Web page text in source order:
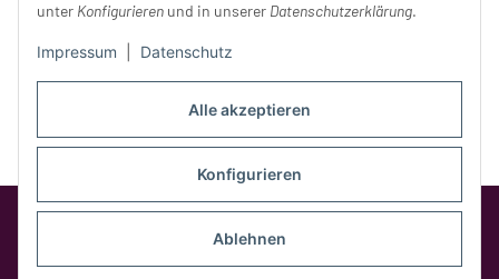
Alle akzeptieren
Konfigurieren
Ablehnen
unter Konfigurieren und in unserer Datenschutzerklärung.
Impressum Datenschutz
Google Analytics deaktivierenStatus: